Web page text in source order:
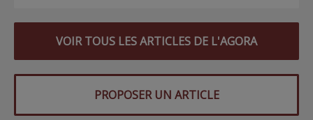
VOIR TOUS LES ARTICLES DE L'AGORA
PROPOSER UN ARTICLE